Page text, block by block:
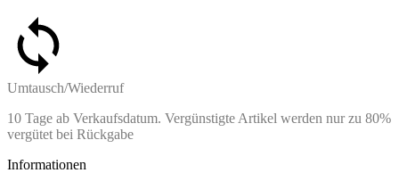
Umtausch/Wiederruf
10 Tage ab Verkaufsdatum. Vergünstigte Artikel werden nur zu 80%
vergütet bei Rückgabe
Informationen